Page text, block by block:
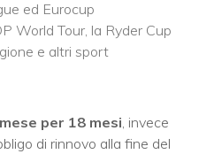
ed Eurocup
World Tour, la Ryder Cup
e altri sport
per 18 mesi, invece
di rinnovo alla fine del